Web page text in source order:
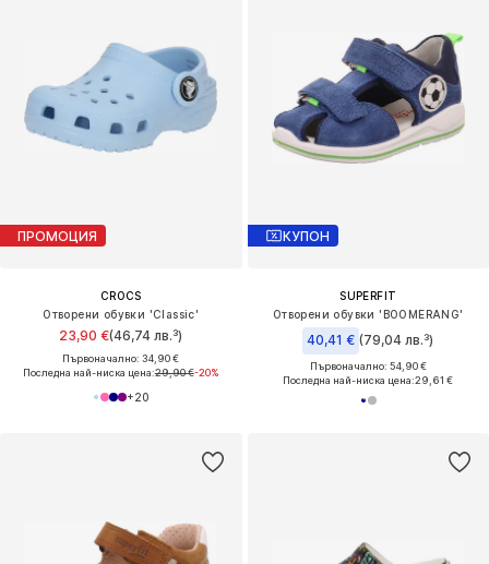
ПРОМОЦИЯ
CROCS
Отворени обувки 'Classic'
23,90 €(46,74 лв.³)
Първоначално: 34,90 €
Последна най-ниска цена:29,90 €-20%
+20
КУПОН
SUPERFIT
Отворени обувки 'BOOMERANG'
40,41 € (79,04 лв.³)
Първоначално: 54,90 €
Последна най-ниска цена:29,61 €